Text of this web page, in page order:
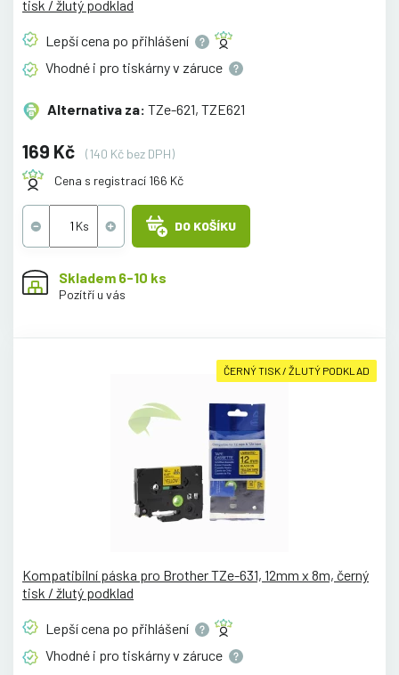
tisk / žlutý podklad
Lepší cena po přihlášení
Vhodné i pro tiskárny v záruce
Alternativa za: TZe-621, TZE621
169 Kč
(140 Kč bez DPH)
Cena s registrací 166 Kč
DO KOŠÍKU
Skladem 6-10 ks
Pozítří u vás
ČERNÝ TISK / ŽLUTÝ PODKLAD
Kompatibilní páska pro Brother TZe-631, 12mm x 8m, černý
tisk / žlutý podklad
Lepší cena po přihlášení
Vhodné i pro tiskárny v záruce